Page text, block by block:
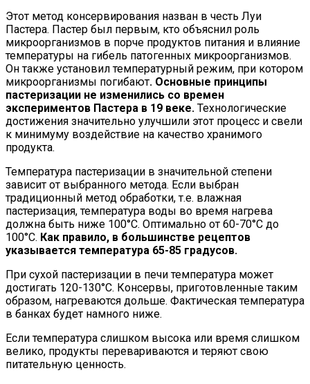
Этот метод консервирования назван в честь Луи
Пастера. Пастер был первым, кто объяснил роль
микроорганизмов в порче продуктов питания и влияние
температуры на гибель патогенных микроорганизмов.
Он также установил температурный режим, при котором
микроорганизмы погибают. Основные принципы
пастеризации не изменились со времен
экспериментов Пастера в 19 веке. Технологические
достижения значительно улучшили этот процесс и свели
к минимуму воздействие на качество хранимого
продукта.
Температура пастеризации в значительной степени
зависит от выбранного метода. Если выбран
традиционный метод обработки, т.е. влажная
пастеризация, температура воды во время нагрева
должна быть ниже 100°C. Оптимально от 60-70°C до
100°C. Как правило, в большинстве рецептов
указывается температура 65-85 градусов.
При сухой пастеризации в печи температура может
достигать 120-130°C. Консервы, приготовленные таким
образом, нагреваются дольше. Фактическая температура
в банках будет намного ниже.
Если температура слишком высока или время слишком
велико, продукты перевариваются и теряют свою
питательную ценность.